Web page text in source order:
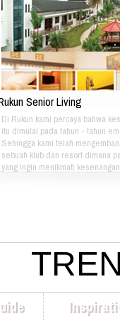
Senior Living
Di Rukun kami percaya bahwa
itu dimulai pada tahun - tahun
Sehingga kami telah
sebuah klub dan resort dimana
yang ingin menikmati
Darmawan Park Gate 1, Jl. Raya
Madang No. 99 Sentul, 16810.
Web:www.rukunseniorliving.com